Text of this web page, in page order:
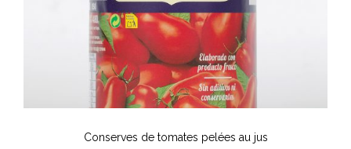
Conserves de tomates pelées au jus